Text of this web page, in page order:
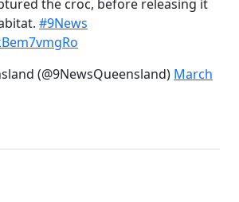
the croc, before releasing it
#9News
(@9NewsQueensland) March